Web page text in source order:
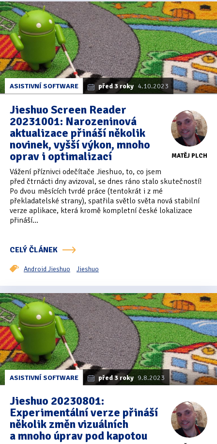
ASISTIVNÍ SOFTWARE před 3 roky 4.10.2023
MATĚJ PLCH
Jieshuo Screen Reader
20231001: Narozeninová
aktualizace přináší několik
novinek, vyšší výkon, mnoho
oprav i optimalizací
Vážení příznivci odečítače Jieshuo, to, co jsem
před čtrnácti dny avizoval, se dnes ráno stalo skutečností!
Po dvou měsících tvrdé práce (tentokrát i z mé
překladatelské strany), spatřila světlo světa nová stabilní
verze aplikace, která kromě kompletní české lokalizace
přináší...
CELÝ ČLÁNEK
Android Jieshuo Jieshuo
ASISTIVNÍ SOFTWARE před 3 roky 9.8.2023
Jieshuo 20230801:
Experimentální verze přináší
několik změn vizuálních
a mnoho úprav pod kapotou